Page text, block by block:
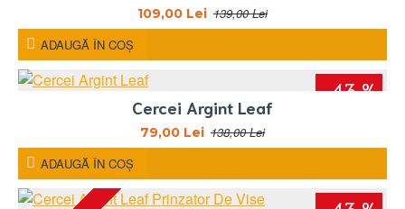
109,00 Lei 139,00 Lei
ADAUGĂ ÎN COŞ
-43 %
Cercei Argint Leaf
79,00 Lei 138,00 Lei
ADAUGĂ ÎN COŞ